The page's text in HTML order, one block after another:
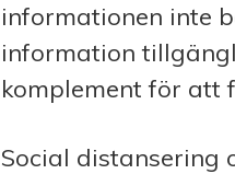
informationen inte
information
komplement för att
Social distansering